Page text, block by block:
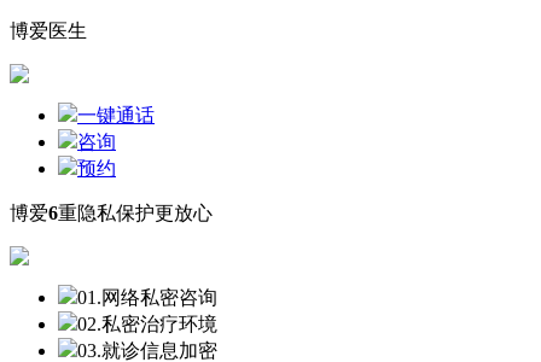
博爱医生
一键通话
咨询
预约
博爱6重隐私保护更放心
01.网络私密咨询
02.私密治疗环境
03.就诊信息加密